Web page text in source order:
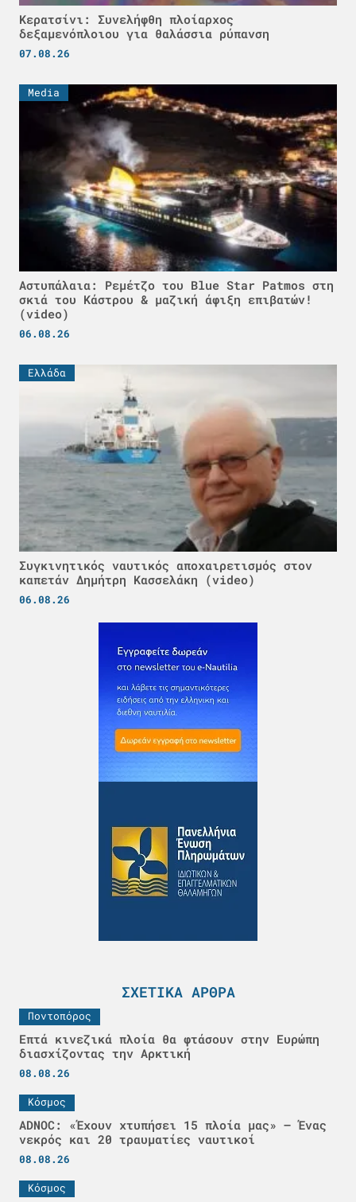
Κερατσίνι: Συνελήφθη πλοίαρχος
δεξαμενόπλοιου για θαλάσσια ρύπανση
07.08.26
Media
Αστυπάλαια: Ρεμέτζο του Blue Star Patmos στη
σκιά του Κάστρου & μαζική άφιξη επιβατών!
(video)
06.08.26
Ελλάδα
Συγκινητικός ναυτικός αποχαιρετισμός στον
καπετάν Δημήτρη Κασσελάκη (video)
06.08.26
ΣΧΕΤΙΚΆ ΆΡΘΡΑ
Ποντοπόρος
Επτά κινεζικά πλοία θα φτάσουν στην Ευρώπη
διασχίζοντας την Αρκτική
08.08.26
Κόσμος
ADNOC: «Έχουν χτυπήσει 15 πλοία μας» – Ένας
νεκρός και 20 τραυματίες ναυτικοί
08.08.26
Κόσμος